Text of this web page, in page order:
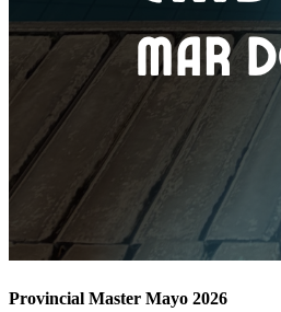
Provincial Master Mayo 2026